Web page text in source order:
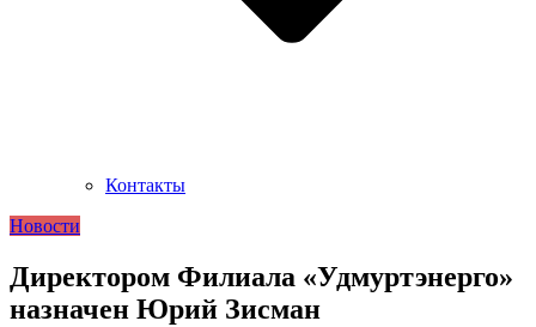
Контакты
Новости
Директором Филиала «Удмуртэнерго»
назначен Юрий Зисман